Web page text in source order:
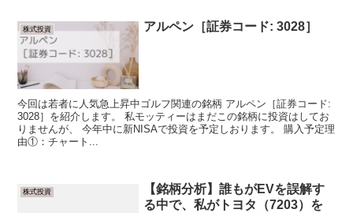
株式投資 アルペン［証券コード: 3028］
今回は若者に人気急上昇中ゴルフ関連の銘柄 アルペン［証券コード:
3028］を紹介します。 私モッティーはまだこの銘柄に投資はしてお
りませんが、 今年中に新NISAで投資を予定しおります。 購入予定理
由①：チャート...
株式投資
【銘柄分析】誰もがEVを誤解す
る中で、私がトヨタ（7203）を